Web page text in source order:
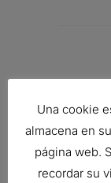
ISUZU
Una cookie
almacena en
página web.
recordar su